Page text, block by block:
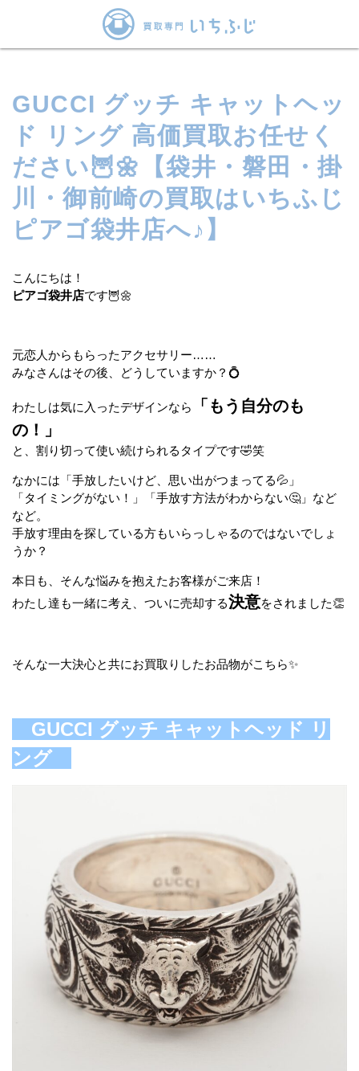
GUCCI グッチ キャットヘッ
ド リング 高価買取お任せく
ださい🦉🌼【袋井・磐田・掛
川・御前崎の買取はいちふじ
ピアゴ袋井店へ♪】
こんにちは！
ピアゴ袋井店です🦉🌼
元恋人からもらったアクセサリー……
みなさんはその後、どうしていますか？💍
わたしは気に入ったデザインなら
「もう自分のも
の！」
と、割り切って使い続けられるタイプです🤣笑
なかには「手放したいけど、思い出がつまってる💦」
「タイミングがない！」「手放す方法がわからない🤔」など
など。
手放す理由を探している方もいらっしゃるのではないでしょ
うか？
本日も、そんな悩みを抱えたお客様がご来店！
わたし達も一緒に考え、ついに売却する決意をされました👏
そんな一大決心と共にお買取りしたお品物がこちら✨
GUCCI グッチ キャットヘッド リ
ング